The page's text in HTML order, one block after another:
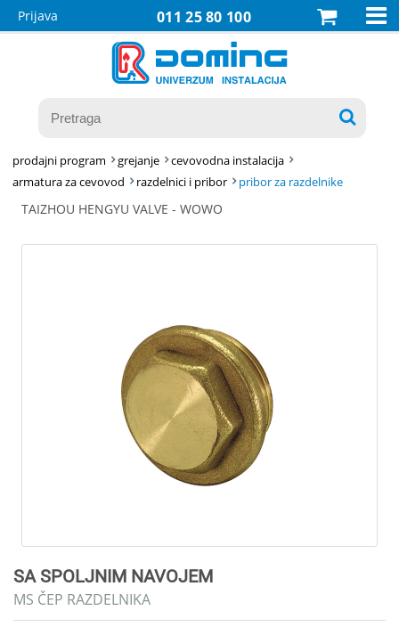
011 25 80 100
Prijava 

prodajni program grejanje
cevovodna instalacija
armatura za cevovod
razdelnici i pribor pribor za razdelnike
TAIZHOU HENGYU VALVE - WOWO
SA SPOLJNIM NAVOJEM
MS ČEP RAZDELNIKA